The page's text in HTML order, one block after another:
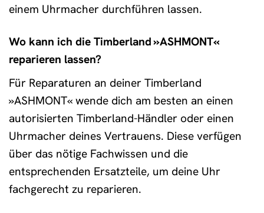
einem Uhrmacher durchführen lassen.
Wo kann ich die Timberland »ASHMONT«
reparieren lassen?
Für Reparaturen an deiner Timberland
»ASHMONT« wende dich am besten an einen
autorisierten Timberland-Händler oder einen
Uhrmacher deines Vertrauens. Diese verfügen
über das nötige Fachwissen und die
entsprechenden Ersatzteile, um deine Uhr
fachgerecht zu reparieren.